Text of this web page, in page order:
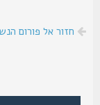
חזור אל פורום הנשק